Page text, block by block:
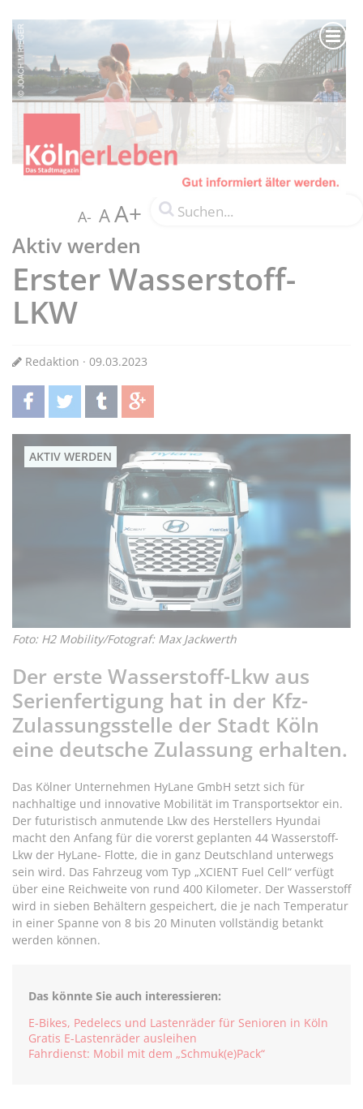
A- AA+
Aktiv werden
Erster Wasserstoff-
LKW
Redaktion · 09.03.2023
teilentwittern teilen teilen
AKTIV WERDEN
Foto: H2 Mobility/Fotograf: Max Jackwerth
Der erste Wasserstoff-Lkw aus
Serienfertigung hat in der Kfz-
Zulassungsstelle der Stadt Köln
eine deutsche Zulassung erhalten.
Das Kölner Unternehmen HyLane GmbH setzt sich für
nachhaltige und innovative Mobilität im Transportsektor ein.
Der futuristisch anmutende Lkw des Herstellers Hyundai
macht den Anfang für die vorerst geplanten 44 Wasserstoff-
Lkw der HyLane- Flotte, die in ganz Deutschland unterwegs
sein wird. Das Fahrzeug vom Typ „XCIENT Fuel Cell“ verfügt
über eine Reichweite von rund 400 Kilometer. Der Wasserstoff
wird in sieben Behältern gespeichert, die je nach Temperatur
in einer Spanne von 8 bis 20 Minuten vollständig betankt
werden können.
Das könnte Sie auch interessieren:
E-Bikes, Pedelecs und Lastenräder für Senioren in Köln
Gratis E-Lastenräder ausleihen
Fahrdienst: Mobil mit dem „Schmuk(e)Pack“